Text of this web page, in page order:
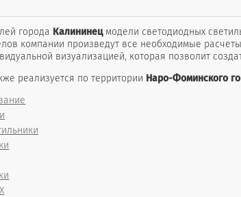
города Калининецмодели светодиодных
компании произведут все необходимые
визуализацией, которая позволит
реализуется по территории Наро-Фоминского